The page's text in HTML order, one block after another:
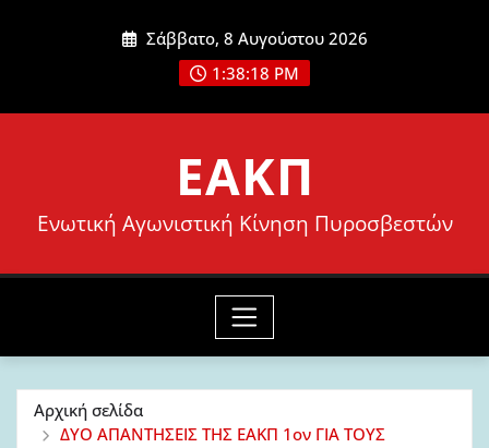
Σάββατο, 8 Αυγούστου 2026
1:38:19 PM
ΕΑΚΠ
Ενωτική Αγωνιστική Κίνηση Πυροσβεστών
Αρχική σελίδα
ΔΥΟ ΑΠΑΝΤΗΣΕΙΣ ΤΗΣ ΕΑΚΠ 1ον ΓΙΑ ΤΟΥΣ